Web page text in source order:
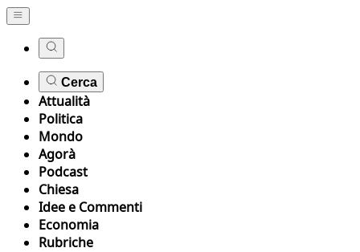
Cerca
Attualità
Politica
Mondo
Agorà
Podcast
Chiesa
Idee e Commenti
Economia
Rubriche